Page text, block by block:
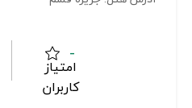
-
امتیاز
کاربران